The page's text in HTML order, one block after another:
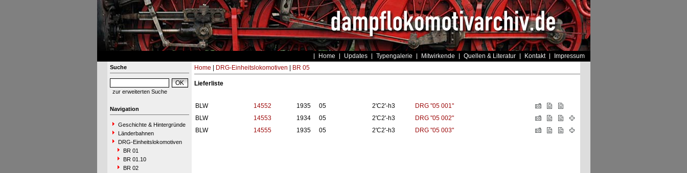
Home Updates Typengalerie Mitwirkende Quellen & Literatur Kontakt Impressum
Suche
zur erweiterten Suche
Navigation
Geschichte & Hintergründe
Länderbahnen
DRG-Einheitslokomotiven
BR 01
BR 01.10
BR 02
Home DRG-Einheitslokomotiven BR 05
Lieferliste
BLW 14552 1935 05 2'C2'-h3
DRG "05 001"
BLW
14553 1934 05 2'C2'-h3
DRG "05 002"
BLW
14555 1935 05 2'C2'-h3 DRG "05 003"